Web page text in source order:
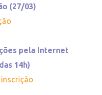
(27/03)
pela Internet
14h)
inscrição